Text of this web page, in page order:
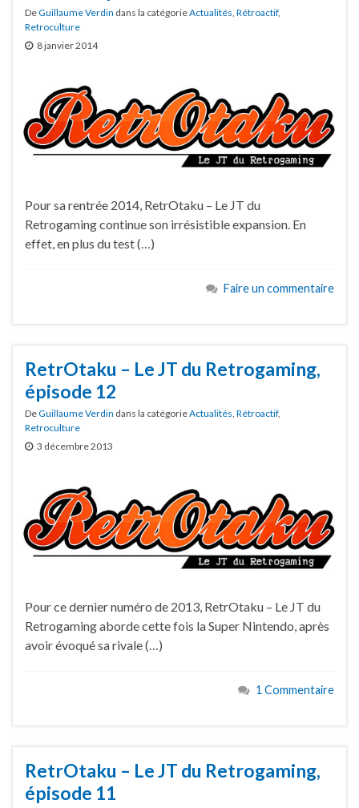
DeGuillaume Verdin dans la catégorieActualités Rétroactif,
Retroculture
8 janvier 2014
Pour sa rentrée 2014, RetrOtaku – Le JT du
Retrogaming continue son irrésistible expansion. En
effet, en plus du test (…)
Faire un commentaire
RetrOtaku – Le JT du Retrogaming,
épisode 12
DeGuillaume Verdin dans la catégorieActualités, Rétroactif,
Retroculture
3 décembre 2013
Pour ce dernier numéro de 2013, RetrOtaku – Le JT du
Retrogaming aborde cette fois la Super Nintendo, après
avoir évoqué sa rivale (…)
1 Commentaire
RetrOtaku – Le JT du Retrogaming,
épisode 11